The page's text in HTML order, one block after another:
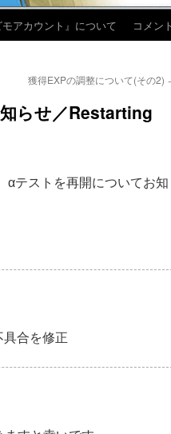
モアカウント』について コメン
獲得EXPの調整について(その2)
らせ／Restarting
αテストを再開についてお知
合を修正